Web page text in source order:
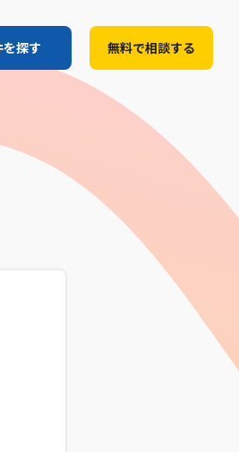
探す 無料で相談する